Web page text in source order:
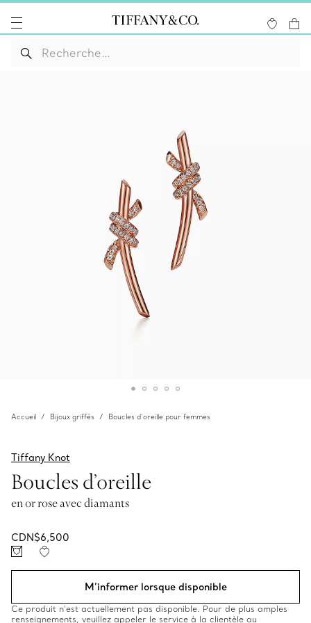
Accueil Bijoux griffés Boucles d’oreille pour femmes
Tiffany Knot
Boucles d’oreille
en or rose avec diamants
CDN$6,500
M’informer lorsque disponible
Ce produit n’est actuellement pas disponible. Pour de plus amples
renseignements, veuillez appeler le service à la clientèle au